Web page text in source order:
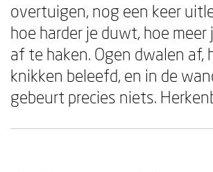
overtuigen, nog een keer
hoe harder je duwt, hoe
af te haken. Ogen dwalen af,
knikken beleefd, en in de
gebeurt precies niets.